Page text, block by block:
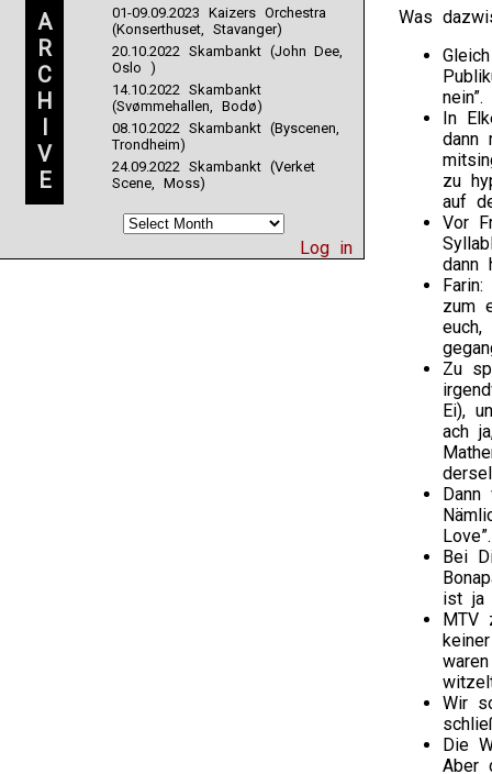
A
R
C
H
I
V
E
01-09.09.2023 Kaizers Orchestra
(Konserthuset, Stavanger)
20.10.2022 Skambankt (John Dee,
Oslo )
14.10.2022 Skambankt
(Svømmehallen, Bodø)
08.10.2022 Skambankt (Byscenen,
Trondheim)
24.09.2022 Skambankt (Verket
Scene, Moss)
Log in
Was
nein”.
In
dann
zu
auf
Vor
dann
zum
Zu
Ei),
ach
Bei
ist ja
MTV
Wir
Die
Aber